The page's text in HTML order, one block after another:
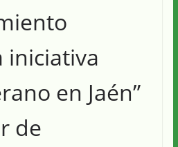
iniciativa
en Jaén”
de